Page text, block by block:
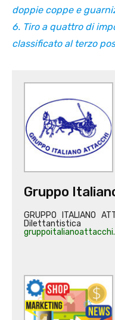
doppie coppe e
6. Tiro a quattro di
classificato al terzo
Gruppo
GRUPPO ITALIANO
Dilettantistica